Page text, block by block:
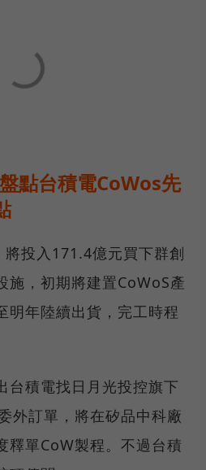
點台積電CoWos先
投入171.4億元買下群創
施，初期將建置CoWoS產
明年陸續出貨，完工時程
台積電找日月光投控旗下
外訂單，將在矽品中科廠
釋單CoW製程。不過台積